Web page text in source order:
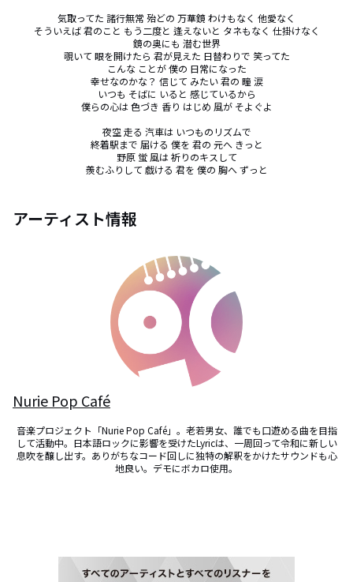
気取ってた 諸行無常 殆どの 万華鏡 わけもなく 他愛なく
そういえば 君のこと もう二度と 逢えないと タネもなく 仕掛けなく
鏡の奥にも 潜む世界
覗いて 眼を開けたら 君が見えた 日替わりで 笑ってた
こんな ことが 僕の 日常になった
幸せなのかな？ 信じて みたい 君の 瞳 涙
いつも そばに いると 感じているから
僕らの心は 色づき 香り はじめ 風が そよぐよ
夜空 走る 汽車は いつものリズムで
終着駅まで 届ける 僕を 君の 元へ きっと
野原 蛍 風は 祈りのキスして
羨むふりして 戯ける 君を 僕の 胸へ ずっと
アーティスト情報
Nurie Pop Café
音楽プロジェクト「Nurie Pop Café」。老若男女、誰でも口遊める曲を目指
して活動中。日本語ロックに影響を受けたLyricは、一周回って令和に新しい
息吹を醸し出す。ありがちなコード回しに独特の解釈をかけたサウンドも心
地良い。デモにボカロ使用。